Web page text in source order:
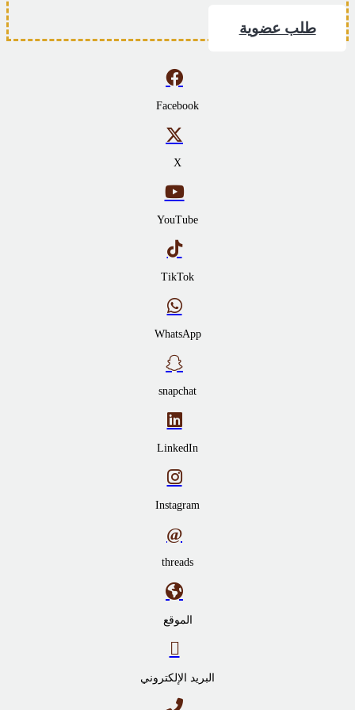
طلب عضوية
Facebook
X
YouTube
TikTok
WhatsApp
snapchat
LinkedIn
Instagram
threads
الموقع
البريد الإلكتروني